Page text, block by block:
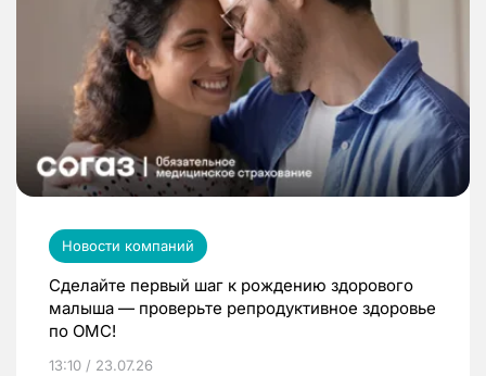
Новости компаний
Сделайте первый шаг к рождению здорового
малыша — проверьте репродуктивное здоровье
по ОМС!
13:10 / 23.07.26